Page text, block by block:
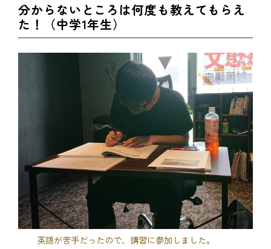
分からないところは何度も教えてもらえ
た！（中学1年生）
英語が苦手だったので、講習に参加しました。